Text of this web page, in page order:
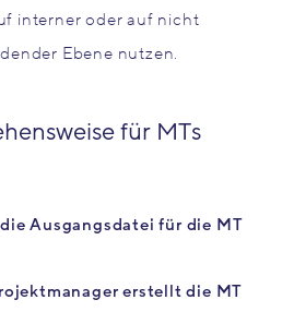
interner oder auf nicht
Ebene nutzen.
für MTs
die Ausgangsdatei für die MT
erstellt die MT